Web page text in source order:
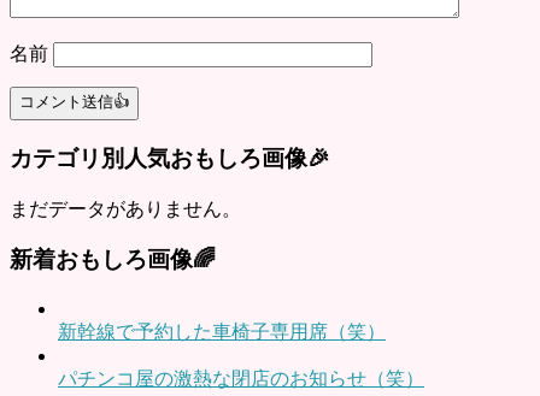
名前
カテゴリ別人気おもしろ画像🎉
まだデータがありません。
新着おもしろ画像🌈
新幹線で予約した車椅子専用席（笑）
パチンコ屋の激熱な閉店のお知らせ（笑）